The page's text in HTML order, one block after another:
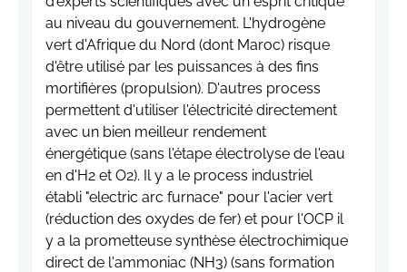
au niveau du gouvernement. L'hydrogène
vert d'Afrique du Nord (dont Maroc) risque
d'être utilisé par les puissances à des fins
mortifières (propulsion). D'autres process
permettent d'utiliser l'électricité directement
avec un bien meilleur rendement
énergétique (sans l'étape électrolyse de l'eau
en d'H2 et O2). Il y a le process industriel
établi "electric arc furnace" pour l'acier vert
(réduction des oxydes de fer) et pour l'OCP il
y a la prometteuse synthèse électrochimique
direct de l'ammoniac (NH3) (sans formation